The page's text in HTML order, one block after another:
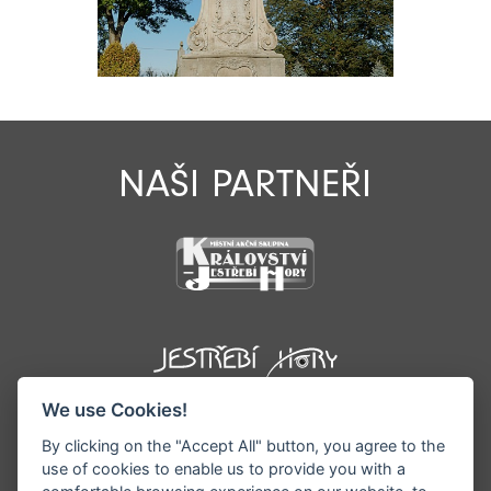
NAŠI PARTNEŘI
We use Cookies!
By clicking on the "Accept All" button, you agree to the
use of cookies to enable us to provide you with a